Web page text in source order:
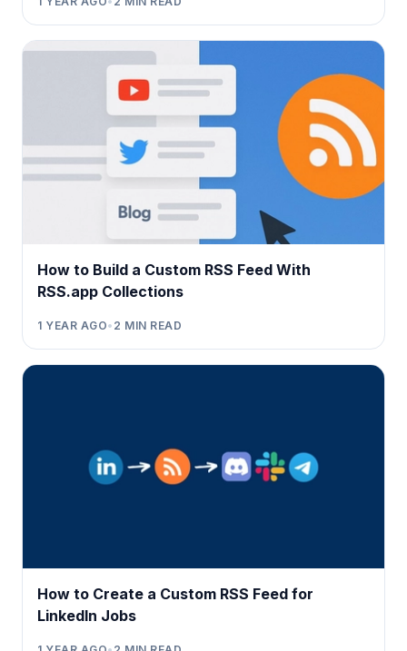
How to Build a Custom RSS Feed With
RSS.app Collections
1 YEAR AGO• 2 MIN READ
How to Create a Custom RSS Feed for
LinkedIn Jobs